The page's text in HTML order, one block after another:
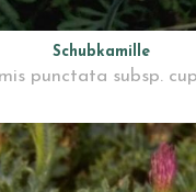
Schubkamille
punctata subsp.